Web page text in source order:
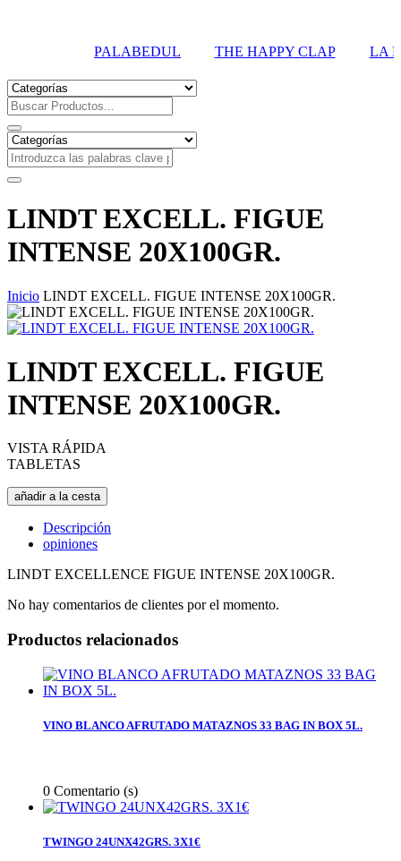
PALABEDUL THE HAPPY CLAP LA
LINDT EXCELL. FIGUE
INTENSE 20X100GR.
Inicio LINDT EXCELL. FIGUE INTENSE 20X100GR.
LINDT EXCELL. FIGUE
INTENSE 20X100GR.
VISTA RÁPIDA
TABLETAS
añadir a la cesta
Descripción
opiniones
LINDT EXCELLENCE FIGUE INTENSE 20X100GR.
No hay comentarios de clientes por el momento.
Productos relacionados
VINO BLANCO AFRUTADO MATAZNOS 33 BAG IN BOX 5L.
0 Comentario (s)
TWINGO 24UNX42GRS. 3X1€